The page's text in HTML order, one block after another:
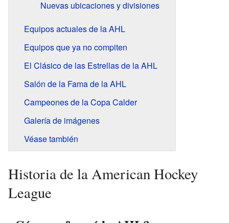
Nuevas ubicaciones y divisiones
Equipos actuales de la AHL
Equipos que ya no compiten
El Clásico de las Estrellas de la AHL
Salón de la Fama de la AHL
Campeones de la Copa Calder
Galería de imágenes
Véase también
Historia de la American Hockey
League